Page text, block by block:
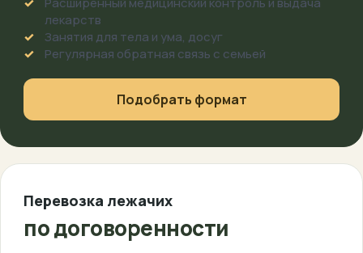
лекарств
Занятия для тела и ума, досуг
Регулярная обратная связь с семьей
Подобрать формат
Перевозка лежачих
по договоренности